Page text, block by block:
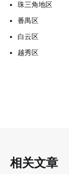
珠三角地区
番禺区
白云区
越秀区
相关文章